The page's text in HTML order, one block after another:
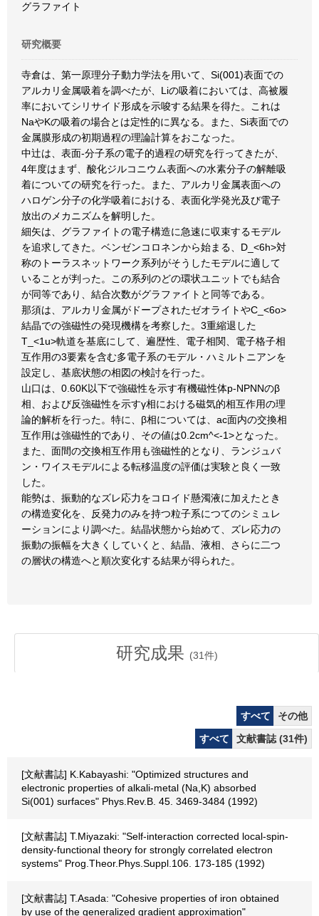
グラファイト
研究概要
寺倉は、第一原理分子動力学法を用いて、Si(001)表面での
アルカリ金属吸着を調べたが、Liの吸着においては、高被履
率においてシリサイド形成を示唆する結果を得た。これは
NaやKの吸着の場合とは定性的に異なる。また、Si表面での
金属膜形成の初期過程の理論計算をおこなった。
中辻は、表面-分子系の電子的過程の研究を行ってきたが、
4年度はまず、酸化ジルコニウム表面への水素分子の解離吸
着についての研究を行った。また、アルカリ金属表面への
ハロゲン分子の化学吸着における、表面化学発光及び電子
放出のメカニズムを解明した。
細矢は、グラファイトの電子構造に急速に収束するモデル
を追求してきた。ベンゼンコロネンから始まる、D_<6h>対
称のトーラスネットワーク系列がそうしたモデルに適して
いることが判った。この系列のどの環状ユニットでも結合
が同等であり、結合次数がグラファイトと同等である。
那須は、アルカリ金属がドープされたゼオライトやC_<6o>
結晶での強磁性の発現機構を考察した。3重縮退した
T_<1u>軌道を基底にして、遍歴性、電子相関、電子格子相
互作用の3要素を含む多電子系のモデル・ハミルトニアンを
設定し、基底状態の相図の検討を行った。
山口は、0.60K以下で強磁性を示す有機磁性体p-NPNNのβ
相、および反強磁性を示すγ相における磁気的相互作用の理
論的解析を行った。特に、β相については、ac面内の交換相
互作用は強磁性的であり、その値は0.2cm^<-1>となった。
また、面間の交換相互作用も強磁性的となり、ランジュバ
ン・ワイスモデルによる転移温度の評価は実験と良く一致
した。
能勢は、振動的なズレ応力をコロイド懸濁液に加えたとき
の構造変化を、反発力のみを持つ粒子系につてのシミュレ
ーションにより調べた。結晶状態から始めて、ズレ応力の
振動の振幅を大きくしていくと、結晶、液相、さらに二つ
の層状の構造へと順次変化する結果が得られた。
研究成果 (31件)
すべて
その他
すべて
文献書誌 (31件)
[文献書誌] K.Kabayashi: "Optimized structures and
electronic properties of alkali-metal (Na,K) absorbed
Si(001) surfaces" Phys.Rev.B. 45. 3469-3484 (1992)
[文献書誌] T.Miyazaki: "Self-interaction corrected local-spin-
density-functional theory for strongly correlated electron
systems" Prog.Theor.Phys.Suppl.106. 173-185 (1992)
[文献書誌] T.Asada: "Cohesive properties of iron obtained
by use of the generalized gradient approximation"